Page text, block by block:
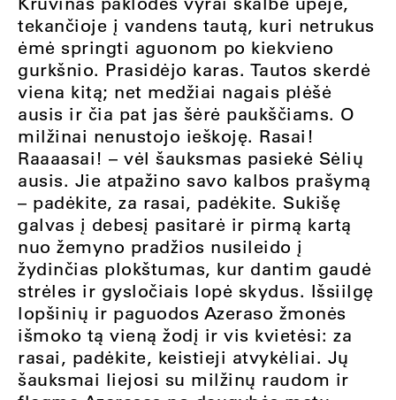
tekančioje į vandens tautą, kuri netrukus
ėmė springti aguonom po kiekvieno
gurkšnio. Prasidėjo karas. Tautos skerdė
viena kitą; net medžiai nagais plėšė
ausis ir čia pat jas šėrė paukščiams. O
milžinai nenustojo ieškoję. Rasai!
Raaaasai! – vėl šauksmas pasiekė Sėlių
ausis. Jie atpažino savo kalbos prašymą
– padėkite, za rasai, padėkite. Sukišę
galvas į debesį pasitarė ir pirmą kartą
nuo žemyno pradžios nusileido į
žydinčias plokštumas, kur dantim gaudė
strėles ir gysločiais lopė skydus. Išsiilgę
lopšinių ir paguodos Azeraso žmonės
išmoko tą vieną žodį ir vis kvietėsi: za
rasai, padėkite, keistieji atvykėliai. Jų
šauksmai liejosi su milžinų raudom ir